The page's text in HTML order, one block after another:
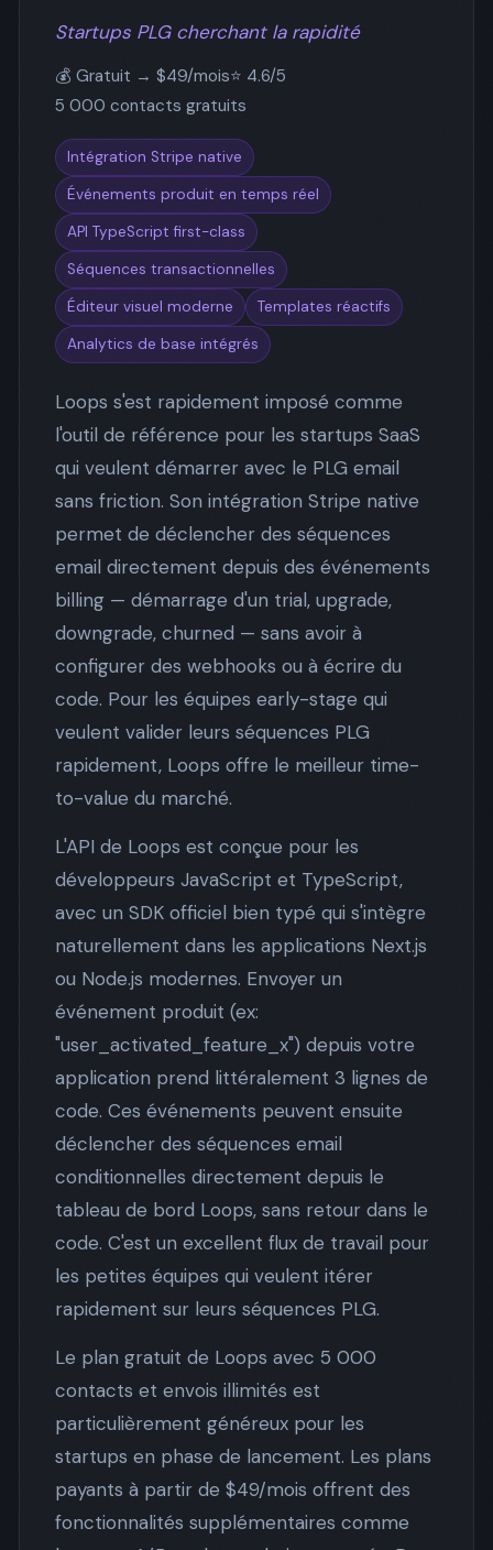
Startups PLG cherchant la rapidité
💰 Gratuit → $49/mois⭐ 4.6/5
5 000 contacts gratuits
Intégration Stripe native
Événements produit en temps réel
API TypeScript first-class
Séquences transactionnelles
Éditeur visuel moderne
Templates réactifs
Analytics de base intégrés
Loops s'est rapidement imposé comme
l'outil de référence pour les startups SaaS
qui veulent démarrer avec le PLG email
sans friction. Son intégration Stripe native
permet de déclencher des séquences
email directement depuis des événements
billing — démarrage d'un trial, upgrade,
downgrade, churned — sans avoir à
configurer des webhooks ou à écrire du
code. Pour les équipes early-stage qui
veulent valider leurs séquences PLG
rapidement, Loops offre le meilleur time-
to-value du marché.
L'API de Loops est conçue pour les
développeurs JavaScript et TypeScript,
avec un SDK officiel bien typé qui s'intègre
naturellement dans les applications Next.js
ou Node.js modernes. Envoyer un
événement produit (ex:
"user_activated_feature_x") depuis votre
application prend littéralement 3 lignes de
code. Ces événements peuvent ensuite
déclencher des séquences email
conditionnelles directement depuis le
tableau de bord Loops, sans retour dans le
code. C'est un excellent flux de travail pour
les petites équipes qui veulent itérer
rapidement sur leurs séquences PLG.
Le plan gratuit de Loops avec 5 000
contacts et envois illimités est
particulièrement généreux pour les
startups en phase de lancement. Les plans
payants à partir de $49/mois offrent des
fonctionnalités supplémentaires comme